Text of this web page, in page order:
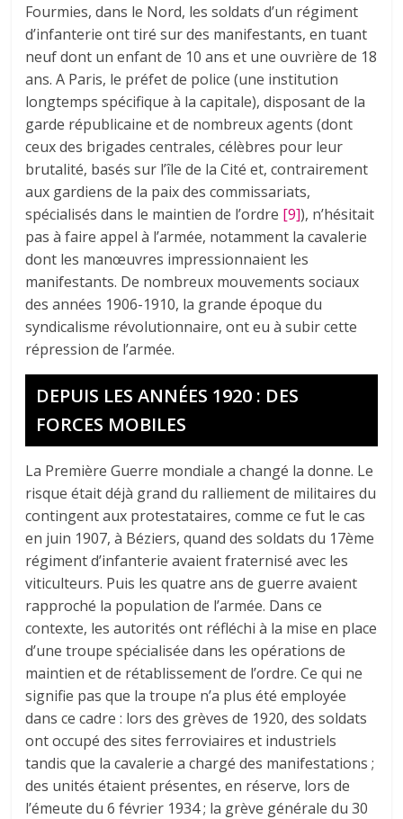
Fourmies, dans le Nord, les soldats d’un régiment
d’infanterie ont tiré sur des manifestants, en tuant
neuf dont un enfant de 10 ans et une ouvrière de 18
ans. A Paris, le préfet de police (une institution
longtemps spécifique à la capitale), disposant de la
garde républicaine et de nombreux agents (dont
ceux des brigades centrales, célèbres pour leur
brutalité, basés sur l’île de la Cité et, contrairement
aux gardiens de la paix des commissariats,
spécialisés dans le maintien de l’ordre [9]), n’hésitait
pas à faire appel à l’armée, notamment la cavalerie
dont les manœuvres impressionnaient les
manifestants. De nombreux mouvements sociaux
des années 1906-1910, la grande époque du
syndicalisme révolutionnaire, ont eu à subir cette
répression de l’armée.
DEPUIS LES ANNÉES 1920 : DES
FORCES MOBILES
La Première Guerre mondiale a changé la donne. Le
risque était déjà grand du ralliement de militaires du
contingent aux protestataires, comme ce fut le cas
en juin 1907, à Béziers, quand des soldats du 17ème
régiment d’infanterie avaient fraternisé avec les
viticulteurs. Puis les quatre ans de guerre avaient
rapproché la population de l’armée. Dans ce
contexte, les autorités ont réfléchi à la mise en place
d’une troupe spécialisée dans les opérations de
maintien et de rétablissement de l’ordre. Ce qui ne
signifie pas que la troupe n’a plus été employée
dans ce cadre : lors des grèves de 1920, des soldats
ont occupé des sites ferroviaires et industriels
tandis que la cavalerie a chargé des manifestations ;
des unités étaient présentes, en réserve, lors de
l’émeute du 6 février 1934 ; la grève générale du 30